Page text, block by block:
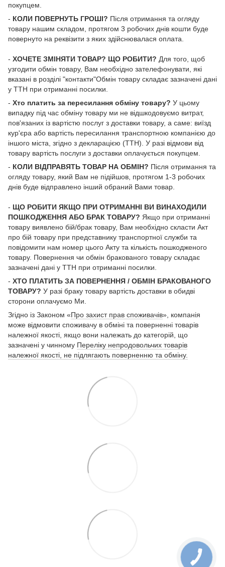
покупцем.
- КОЛИ ПОВЕРНУТЬ ГРОШІ? Після отримання та огляду
товару нашим складом, протягом 3 робочих днів кошти буде
повернуто на реквізити з яких здійснювалася оплата.
- ХОЧЕТЕ ЗМІНЯТИ ТОВАР? ЩО РОБИТИ? Для того, щоб
узгодити обмін товару, Вам необхідно зателефонувати, які
вказані в розділі "контакти"Обмін товару складає зазначені дані
у ТТН при отриманні посилки.
- Хто платить за пересилання обміну товару? У цьому
випадку під час обміну товару ми не відшкодовуємо витрат,
пов'язаних із вартістю послуг з доставки товару, а саме: виїзд
кур'єра або вартість пересилання транспортною компанією до
іншого міста, згідно з декларацією (ТТН). У разі відмови від
товару вартість послуги з доставки оплачується покупцем.
- КОЛИ ВІДПРАВЯТЬ ТОВАР НА ОБМІН? Після отримання та
огляду товару, який Вам не підійшов, протягом 1-3 робочих
днів буде відправлено інший обраний Вами товар.
- ЩО РОБИТИ ЯКЩО ПРИ ОТРИМАННІ ВИ ВИНАХОДИЛИ
ПОШКОДЖЕННЯ АБО БРАК ТОВАРУ? Якщо при отриманні
товару виявлено бій/брак товару, Вам необхідно скласти Акт
про бій товару при представнику транспортної служби та
повідомити нам номер цього Акту та кількість пошкодженого
товару. Повернення чи обмін бракованого товару складає
зазначені дані у ТТН при отриманні посилки.
- ХТО ПЛАТИТЬ ЗА ПОВЕРНЕННЯ / ОБМІН БРАКОВАНОГО
ТОВАРУ? У разі браку товару вартість доставки в обидві
сторони оплачуємо Ми.
Згідно із Законом «Про захист прав споживачів», компанія
може відмовити споживачу в обміні та поверненні товарів
належної якості, якщо вони належать до категорій, що
зазначені у чинному Переліку непродовольчих товарів
належної якості, не підлягають поверненню та обміну.